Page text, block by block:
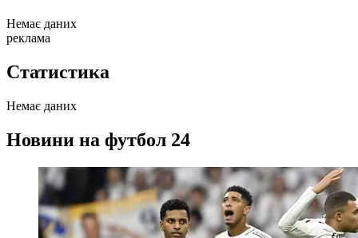
Немає даних
реклама
Статистика
Немає даних
Новини на футбол 24